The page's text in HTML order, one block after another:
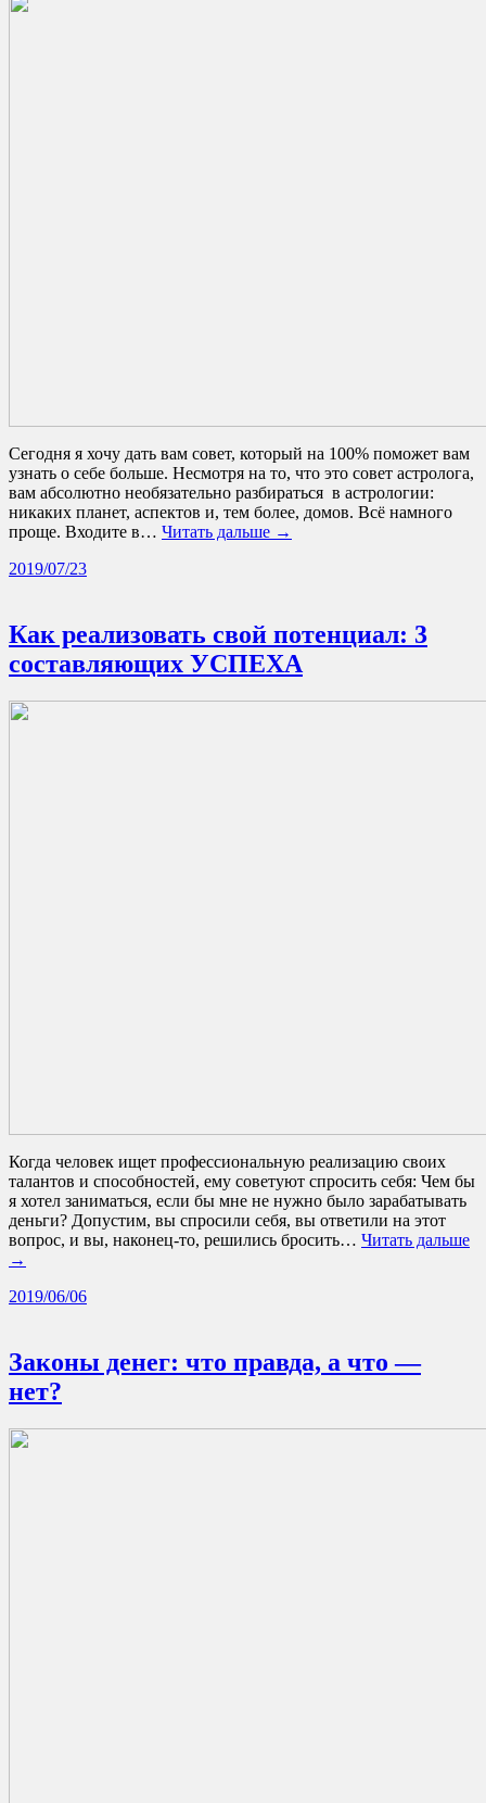
Сегодня я хочу дать вам совет, который на 100% поможет вам
узнать о себе больше. Несмотря на то, что это совет астролога,
вам абсолютно необязательно разбираться в астрологии:
никаких планет, аспектов и, тем более, домов. Всё намного
проще. Входите в… Читать дальше →
2019/07/23
Как реализовать свой потенциал: 3
составляющих УСПЕХА
Когда человек ищет профессиональную реализацию своих
талантов и способностей, ему советуют спросить себя: Чем бы
я хотел заниматься, если бы мне не нужно было зарабатывать
деньги? Допустим, вы спросили себя, вы ответили на этот
вопрос, и вы, наконец-то, решились бросить… Читать дальше
→
2019/06/06
Законы денег: что правда, а что —
нет?